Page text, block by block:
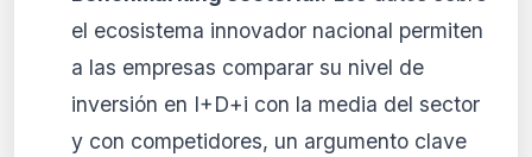
el ecosistema innovador nacional permiten
a las empresas comparar su nivel de
inversión en I+D+i con la media del sector
y con competidores, un argumento clave